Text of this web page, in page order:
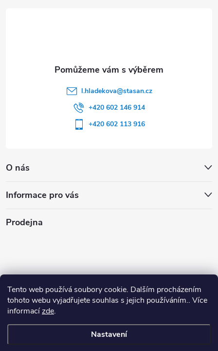
Tento web používá soubory cookie. Dalším procházením
tohoto webu vyjadřujete souhlas s jejich používáním.. Více
informacízde.
Nastavení
O nás
Informace pro vás
l.hladekova@stasan.cz
+420 602 146 914
+420 602 113 916
Prodejna